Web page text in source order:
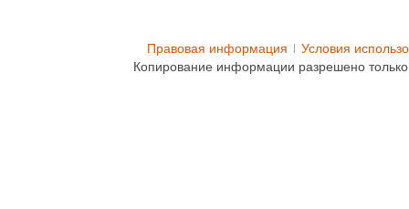
Правовая информация
Условия
Копирование информации разрешено